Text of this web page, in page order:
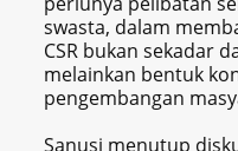
swasta, dalam
CSR bukan sekadar
melainkan bentuk
pengembangan
Sanusi menutup